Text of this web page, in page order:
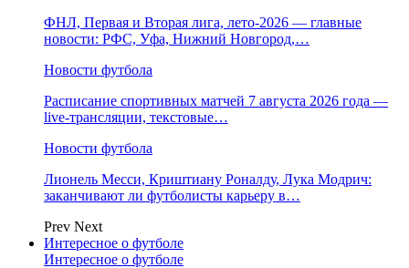
ФНЛ, Первая и Вторая лига, лето-2026 — главные
новости: РФС, Уфа, Нижний Новгород,…
Новости футбола
Расписание спортивных матчей 7 августа 2026 года —
live-трансляции, текстовые…
Новости футбола
Лионель Месси, Криштиану Роналду, Лука Модрич:
заканчивают ли футболисты карьеру в…
Prev Next
Интересное о футболе
Интересное о футболе